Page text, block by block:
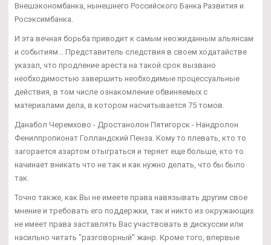
Внешэкономбанка, нынешнего Российского Банка Развития и
Росэксимбанка.
И эта вечная борьба приводит к самым неожиданным альянсам
и событиям... Представитель следствия в своем ходатайстве
указал, что продление ареста на такой срок вызвано
необходимостью завершить необходимые процессуальные
действия, в том числе ознакомление обвиняемых с
материалами дела, в котором насчитывается 75 томов.
Данабол Черемхово - Дростанолон Пятигорск - Нандролон
Фенилпропионат Голландский Пенза. Кому то плевать, кто то
загорается азартом отыграться и теряет еще больше, кто то
начинает вникать что не так и как нужно делать, что бы было
так.
Точно также, как Вы не имеете права навязывать другим свое
мнение и требовать его поддержки, так и никто из окружающих
не имеет права заставлять Вас участвовать в дискуссии или
насильно читать "разговорный" жанр. Кроме того, впервые